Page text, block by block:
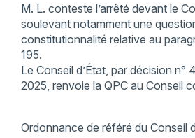
M. L. conteste l’arrêté devant le
soulevant notamment une
constitutionnalité relative au
195.
Le Conseil d’État, par décision n°
2025, renvoie la QPC au Conseil
Ordonnance de référé du Conseil